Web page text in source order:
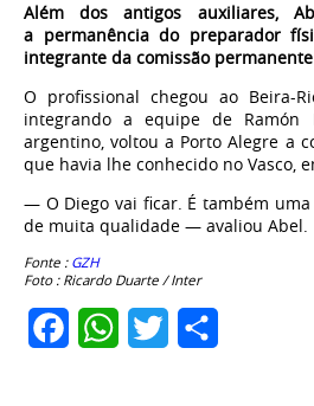
Além dos antigos auxiliares,
a permanência do preparador
integrante da comissão
O profissional chegou ao Beira-
integrando a equipe de
argentino, voltou a Porto Alegre a
que havia lhe conhecido no Vasco,
— O Diego vai ficar. É também
de muita qualidade — avaliou Abel.
Fonte :GZH
Foto : Ricardo Duarte / Inter
FacebookWhatsApp
Twitter